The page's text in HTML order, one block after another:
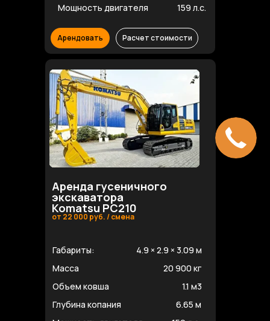
Мощность двигателя 159 л.с.
Аренда гусеничного
экскаватора
Komatsu PC210
от 22 000 руб. / смена
Габариты:
4.9 × 2.9 × 3.09 м
Масса
20 900 кг
Объем ковша
1.1 м3
Глубина копания
6.65 м
Арендовать Расчет стоимости